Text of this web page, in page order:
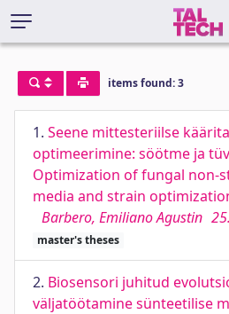
items found: 3
1. Seene mittesteriilse
optimeerimine: söötme ja
Optimization of fungal non-
media and strain
Barbero, Emiliano Agustin
master's theses
2. Biosensori juhitud
väljatöötamine sünteetilise